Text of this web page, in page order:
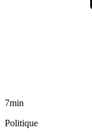
7min
Politique